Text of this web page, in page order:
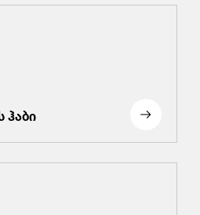
ჰაბი